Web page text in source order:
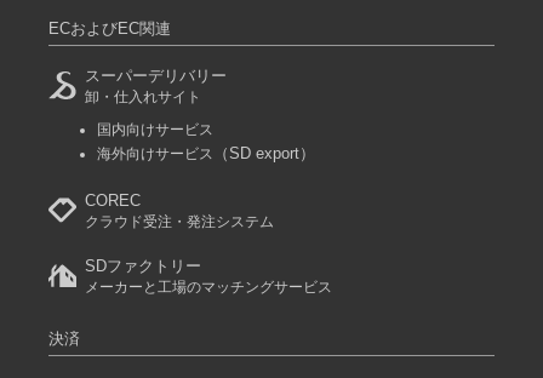
ECおよびEC関連
スーパーデリバリー
卸・仕入れサイト
国内向けサービス
海外向けサービス
（SD export）
COREC
クラウド受注・発注システム
SDファクトリー
メーカーと工場のマッチングサービス
決済